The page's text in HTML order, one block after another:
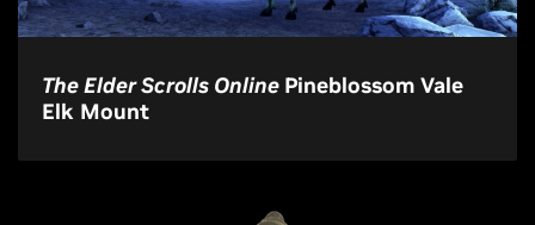
The Elder Scrolls Online Pineblossom Vale
Elk Mount